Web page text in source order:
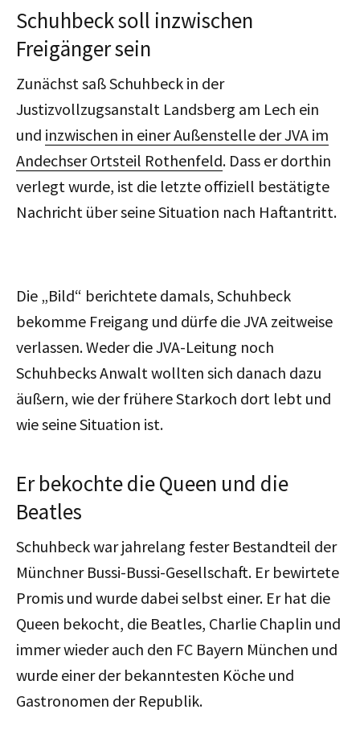
Schuhbeck soll inzwischen
Freigänger sein
Zunächst saß Schuhbeck in der
Justizvollzugsanstalt Landsberg am Lech ein
und inzwischen in einer Außenstelle der JVA im
Andechser Ortsteil Rothenfeld. Dass er dorthin
verlegt wurde, ist die letzte offiziell bestätigte
Nachricht über seine Situation nach Haftantritt.
Die „Bild“ berichtete damals, Schuhbeck
bekomme Freigang und dürfe die JVA zeitweise
verlassen. Weder die JVA-Leitung noch
Schuhbecks Anwalt wollten sich danach dazu
äußern, wie der frühere Starkoch dort lebt und
wie seine Situation ist.
Er bekochte die Queen und die
Beatles
Schuhbeck war jahrelang fester Bestandteil der
Münchner Bussi-Bussi-Gesellschaft. Er bewirtete
Promis und wurde dabei selbst einer. Er hat die
Queen bekocht, die Beatles, Charlie Chaplin und
immer wieder auch den FC Bayern München und
wurde einer der bekanntesten Köche und
Gastronomen der Republik.